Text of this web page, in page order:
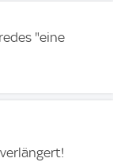
"eine